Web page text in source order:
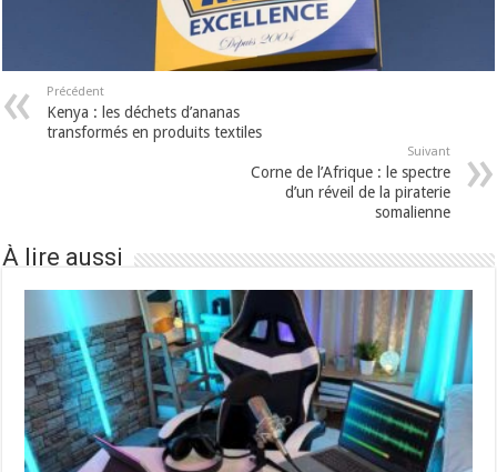
Précédent
Kenya : les déchets d’ananas
transformés en produits textiles
Suivant
Corne de l’Afrique : le spectre
d’un réveil de la piraterie
somalienne
À lire aussi